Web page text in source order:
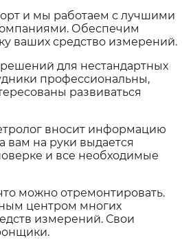
и мы работаем с лучшими
Обеспечим
ваших средство измерений.
для нестандартных
профессиональны,
развиваться
вносит информацию
на руки выдается
и все необходимые
можно отремонтировать.
центром многих
измерений. Свои